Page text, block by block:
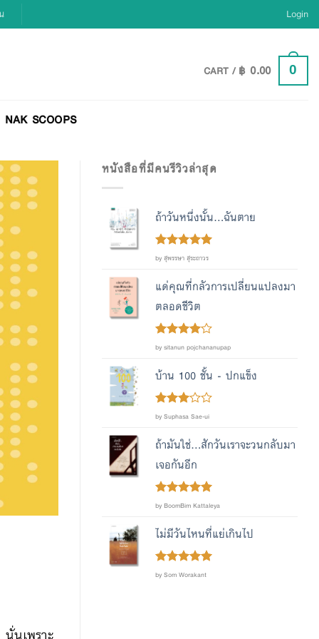
Login
CART /฿ 0.00 0
NAK SCOOPS
หนังสือที่มีคนรีวิวล่าสุด
ถ้าวันหนึ่งนั้น...ฉันตาย
Rated 5out
by สุพรรษา สุระถาวร
แด่คุณที่กลัวการเปลี่ยนแปลงมา
ตลอดชีวิต
Rated4
by sitanun pojchananupap
บ้าน 100 ชั้น - ปกแข็ง
Rated
of 5
by Suphasa Sae-ui
ถ้ามันใช่...สักวันเราจะวนกลับมา
เจอกันอีก
Rated5 out
by BoomBim Kattaleya
ไม่มีวันไหนที่แย่เกินไป
Rated5out
by Som Worakant